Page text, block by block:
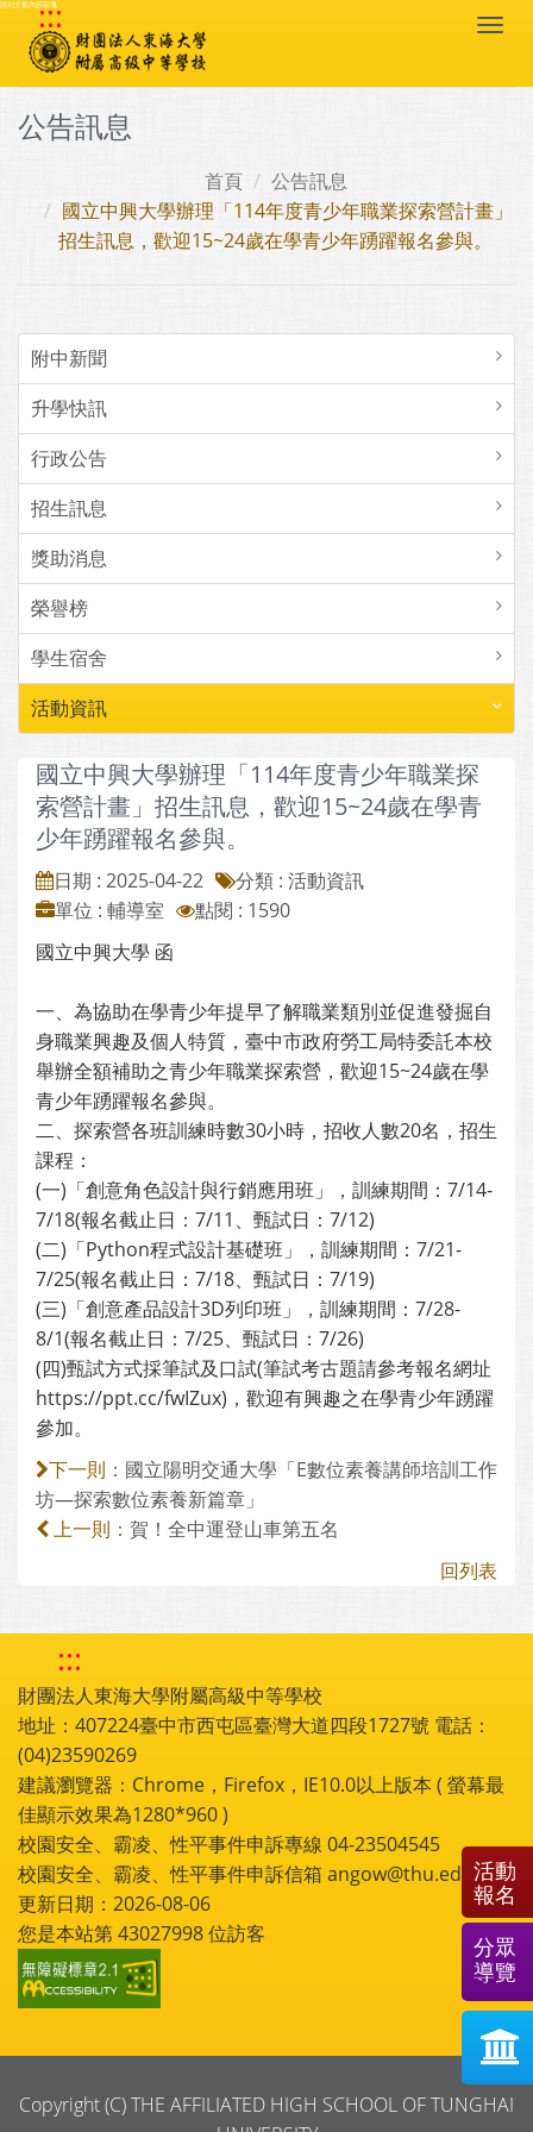
跳到主要內容區塊
:::
公告訊息
首頁
公告訊息
國立中興大學辦理「114年度青少年職業探索營計畫」
招生訊息，歡迎15~24歲在學青少年踴躍報名參與。
附中新聞
升學快訊
行政公告
招生訊息
獎助消息
榮譽榜
學生宿舍
活動資訊
國立中興大學辦理「114年度青少年職業探
索營計畫」招生訊息，歡迎15~24歲在學青
少年踴躍報名參與。
日期 : 2025-04-22
分類 : 活動資訊
單位 : 輔導室
點閱 : 1590
國立中興大學 函
一、為協助在學青少年提早了解職業類別並促進發掘自
身職業興趣及個人特質，臺中市政府勞工局特委託本校
舉辦全額補助之青少年職業探索營，歡迎15~24歲在學
青少年踴躍報名參與。
二、探索營各班訓練時數30小時，招收人數20名，招生
課程：
(一)「創意角色設計與行銷應用班」，訓練期間：7/14-
7/18(報名截止日：7/11、甄試日：7/12)
(二)「Python程式設計基礎班」，訓練期間：7/21-
7/25(報名截止日：7/18、甄試日：7/19)
(三)「創意產品設計3D列印班」，訓練期間：7/28-
8/1(報名截止日：7/25、甄試日：7/26)
(四)甄試方式採筆試及口試(筆試考古題請參考報名網址
https://ppt.cc/fwIZux)，歡迎有興趣之在學青少年踴躍
參加。
下一則： 國立陽明交通大學「E數位素養講師培訓工作
坊—探索數位素養新篇章」
上一則： 賀！全中運登山車第五名
回列表
:::
財團法人東海大學附屬高級中等學校
地址：407224臺中市西屯區臺灣大道四段1727號 電話：
(04)23590269
建議瀏覽器：Chrome，Firefox，IE10.0以上版本 ( 螢幕最
佳顯示效果為1280*960 )
校園安全、霸凌、性平事件申訴專線 04-23504545
校園安全、霸凌、性平事件申訴信箱 angow@thu.edu.tw
更新日期：2026-08-06
您是本站第43027998位訪客
Copyright (C) THE AFFILIATED HIGH SCHOOL OF TUNGHAI
活動
報名
分眾
導覽